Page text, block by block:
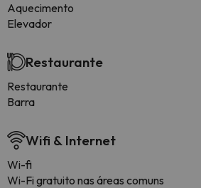
Aquecimento
Elevador
Restaurante
Restaurante
Barra
Wifi & Internet
Wi-fi
Wi-Fi gratuito nas áreas comuns